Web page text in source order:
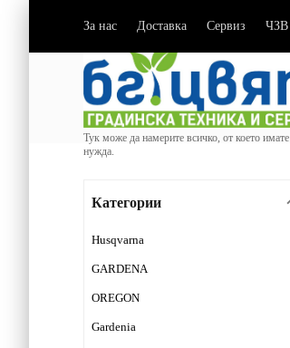
За нас Доставка Сервиз ЧЗВ
Тук може да намерите всичко, от което имате
нужда.
Категории
Husqvarna
GARDENA
OREGON
Gardenia